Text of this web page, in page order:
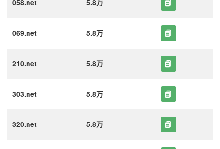
058.net 5.8万
069.net 5.8万
210.net 5.8万
303.net 5.8万
320.net 5.8万